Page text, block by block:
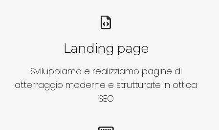
Landing page
Sviluppiamo e realizziamo pagine di
atterraggio moderne e strutturate in ottica
SEO